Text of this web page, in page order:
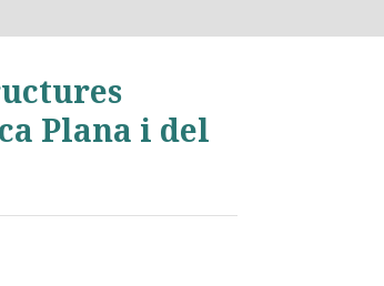
Plana i del